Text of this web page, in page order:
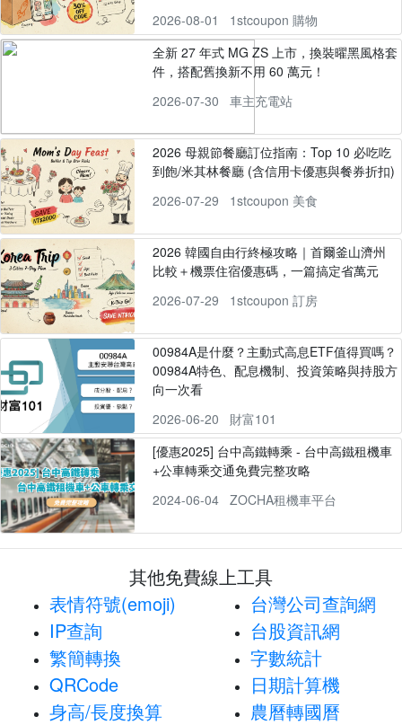
2026-08-01
1stcoupon 購物
全新 27 年式 MG ZS 上市，換裝曜黑風格套
件，搭配舊換新不用 60 萬元！
2026-07-30
車主充電站
2026 母親節餐廳訂位指南：Top 10 必吃吃
到飽/米其林餐廳 (含信用卡優惠與餐券折扣)
2026-07-29
1stcoupon 美食
2026 韓國自由行終極攻略｜首爾釜山濟州
比較＋機票住宿優惠碼，一篇搞定省萬元
2026-07-29
1stcoupon 訂房
00984A是什麼？主動式高息ETF值得買嗎？
00984A特色、配息機制、投資策略與持股方
向一次看
2026-06-20
財富101
[優惠2025] 台中高鐵轉乘 - 台中高鐵租機車
+公車轉乘交通免費完整攻略
2024-06-04
ZOCHA租機車平台
其他免費線上工具
表情符號(emoji)
IP查詢
繁簡轉換
QRCode
身高/長度換算
台灣公司查詢網
台股資訊網
字數統計
日期計算機
農曆轉國曆